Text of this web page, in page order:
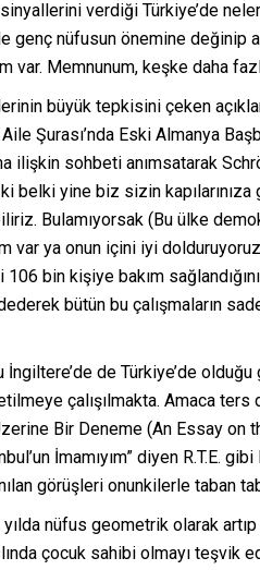
verdiği Türkiye’de
genç nüfusun önemine değinip
var. Memnunum, keşke daha
büyük tepkisini çeken
Aile Şurası’nda Eski Almanya
ilişkin sohbeti anımsatarak
belki yine biz sizin
Bulamıyorsak (Bu ülke
var ya onun içini iyi
bin kişiye bakım
bütün bu çalışmaların
İngiltere’de de Türkiye’de
çalışılmakta. Amaca
Bir Deneme (An Essay on
İmamıyım” diyen R.T.E.
görüşleri onunkilerle taban
nüfus geometrik olarak
çocuk sahibi olmayı teşvik